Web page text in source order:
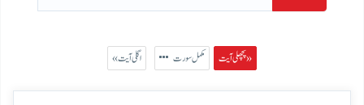
پچھلی آیت » مکمل سورت « اگلی آیت